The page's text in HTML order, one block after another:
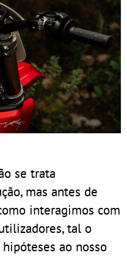
se trata
mas antes de
interagimos com
tal o
ao nosso